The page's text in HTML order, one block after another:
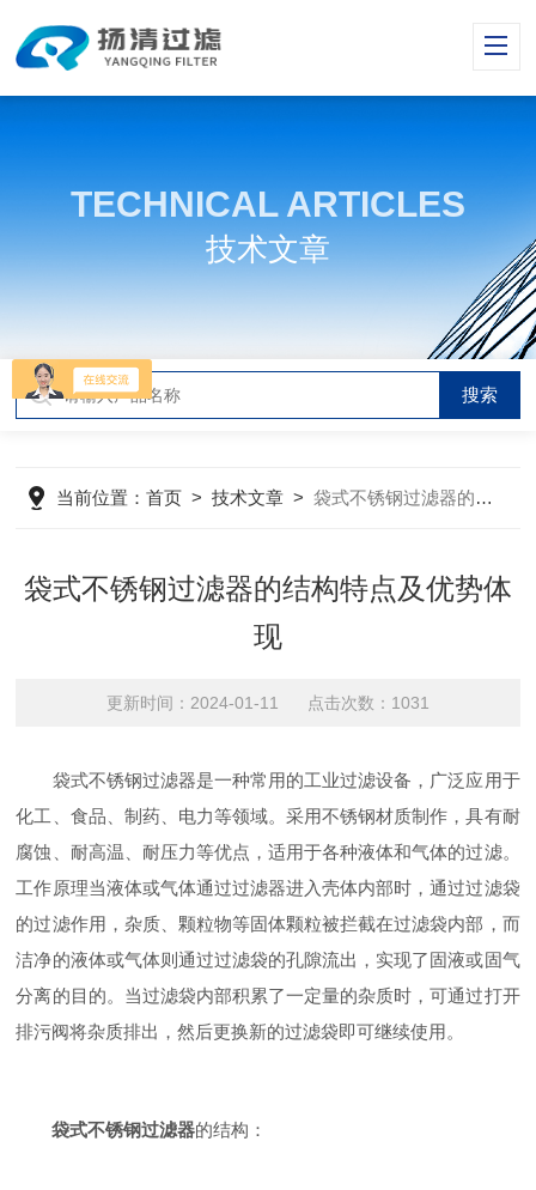
TECHNICAL ARTICLES
技术文章
当前位置：首页 >技术文章 >袋式不锈钢过滤器的结构特点及优势体现
袋式不锈钢过滤器的结构特点及优势体
现
更新时间：2024-01-11 点击次数：1031
袋式不锈钢过滤器是一种常用的工业过滤设备，广泛应用于
化工、食品、制药、电力等领域。采用不锈钢材质制作，具有耐
腐蚀、耐高温、耐压力等优点，适用于各种液体和气体的过滤。
工作原理当液体或气体通过过滤器进入壳体内部时，通过过滤袋
的过滤作用，杂质、颗粒物等固体颗粒被拦截在过滤袋内部，而
洁净的液体或气体则通过过滤袋的孔隙流出，实现了固液或固气
分离的目的。当过滤袋内部积累了一定量的杂质时，可通过打开
排污阀将杂质排出，然后更换新的过滤袋即可继续使用。
袋式不锈钢过滤器的结构：